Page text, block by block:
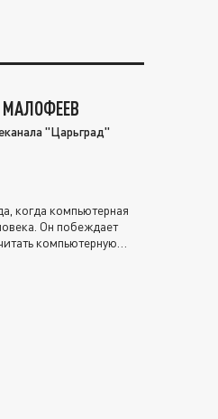
МАЛОФЕЕВ
"Царьград"
когда компьютерная
Он побеждает
компьютерную